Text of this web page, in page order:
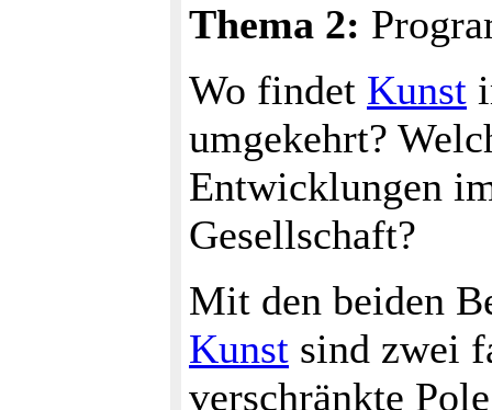
Thema 2:
Wo findet Kunst
umgekehrt?
Entwicklungen
Gesellschaft?
Mit den beiden
Kunst sind zwei
verschränkte